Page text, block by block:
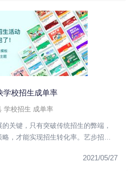
学校招生成单率
学校招生 成单率
关键，只有突破传统招生的弊端，
，才能实现招生转化率。艺步招生
2021/05/27